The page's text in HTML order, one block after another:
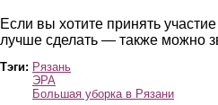
Если вы хотите принять
лучше сделать — также можно
Тэги: Рязань
ЭРА
Большая уборка в Рязани